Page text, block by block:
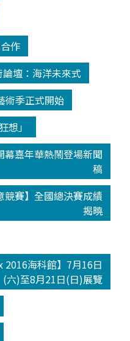
作
壇：海洋未來式
術季正式開始
想」
嘉年華熱鬧登場新聞
稿
競賽】全國總決賽成績
揭曉
2016海科館】7月16日
(六)至8月21日(日)展覽